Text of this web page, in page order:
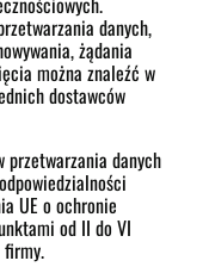
danych,
żądania
można znaleźć w
dostawców
przetwarzania danych
UE o ochronie
od II do VI